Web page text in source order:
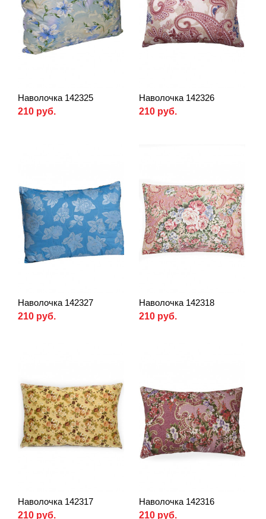
Наволочка 142325
210 руб.
Наволочка 142326
210 руб.
Наволочка 142327
210 руб.
Наволочка 142318
210 руб.
Наволочка 142317
210 руб.
Наволочка 142316
210 руб.